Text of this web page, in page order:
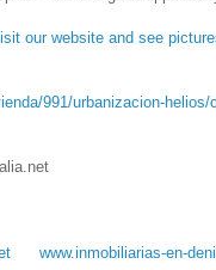
our website and see
991/urbanizacion-helios/
www.inmobiliarias-en-